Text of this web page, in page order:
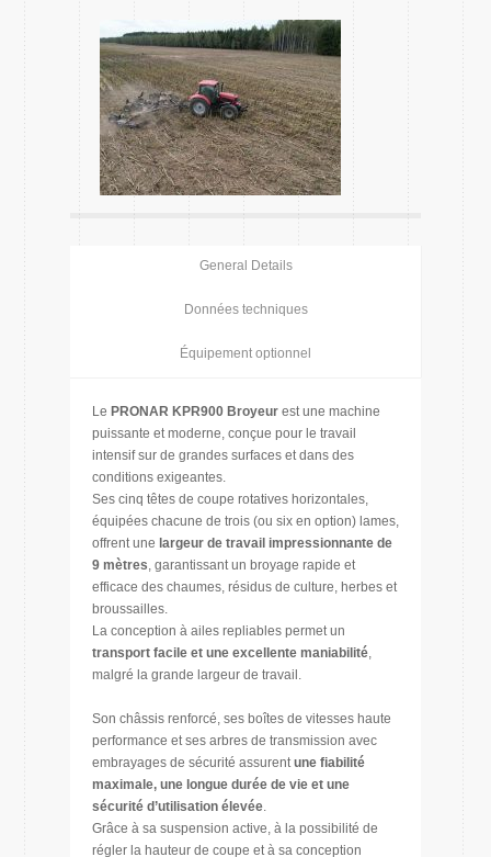
General Details
Données techniques
Équipement optionnel
Le PRONAR KPR900 Broyeur est une machine
puissante et moderne, conçue pour le travail
intensif sur de grandes surfaces et dans des
conditions exigeantes.
Ses cinq têtes de coupe rotatives horizontales,
équipées chacune de trois (ou six en option) lames,
offrent une largeur de travail impressionnante de
9 mètres, garantissant un broyage rapide et
efficace des chaumes, résidus de culture, herbes et
broussailles.
La conception à ailes repliables permet un
transport facile et une excellente maniabilité,
malgré la grande largeur de travail.
Son châssis renforcé, ses boîtes de vitesses haute
performance et ses arbres de transmission avec
embrayages de sécurité assurentune fiabilité
maximale, une longue durée de vie et une
sécurité d’utilisation élevée.
Grâce à sa suspension active, à la possibilité de
régler la hauteur de coupe et à sa conception